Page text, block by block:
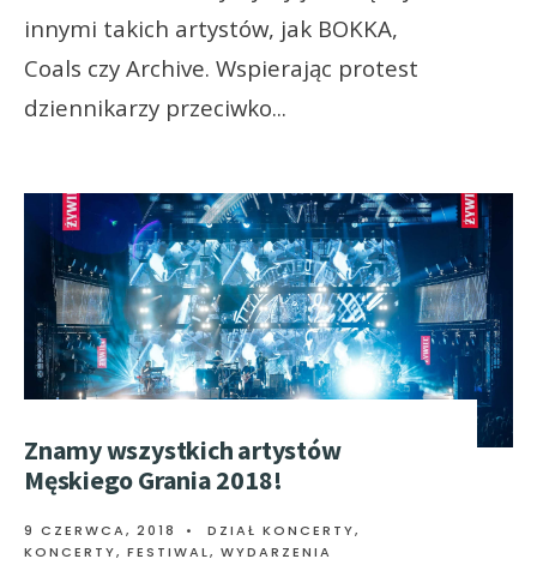
innymi takich artystów, jak BOKKA,
Coals czy Archive. Wspierając protest
dziennikarzy przeciwko...
Znamy wszystkich artystów
Męskiego Grania 2018!
9 CZERWCA, 2018 • DZIAŁ KONCERTY,
KONCERTY, FESTIWAL, WYDARZENIA